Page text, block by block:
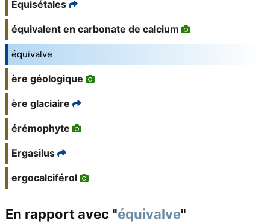
Équisétales
équivalent en carbonate de calcium
équivalve
ère géologique
ère glaciaire
érémophyte
Ergasilus
ergocalciférol
En rapport avec "équivalve"